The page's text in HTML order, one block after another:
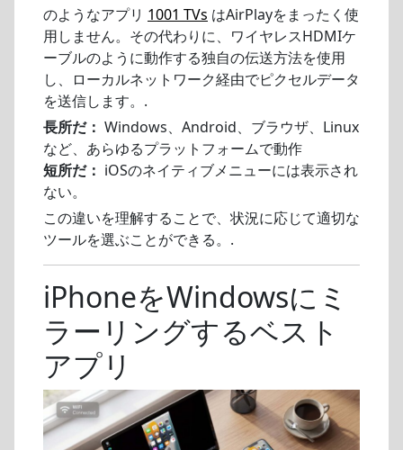
のようなアプリ 1001 TVs はAirPlayをまったく使
用しません。その代わりに、ワイヤレスHDMIケ
ーブルのように動作する独自の伝送方法を使用
し、ローカルネットワーク経由でピクセルデータ
を送信します。.
長所だ： Windows、Android、ブラウザ、Linux
など、あらゆるプラットフォームで動作
短所だ： iOSのネイティブメニューには表示され
ない。
この違いを理解することで、状況に応じて適切な
ツールを選ぶことができる。.
iPhoneをWindowsにミ
ラーリングするベスト
アプリ